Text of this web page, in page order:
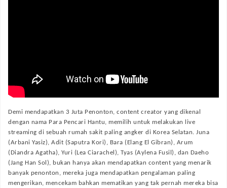
Demi mendapatkan 3 Juta Penonton, content creator yang dikenal
dengan nama Para Pencari Hantu, memilih untuk melakukan live
streaming di sebuah rumah sakit paling angker di Korea Selatan. Juna
(Arbani Yasiz), Adit (Saputra Kori), Bara (Elang El Gibran), Arum
(Diandra Agatha), Yuri (Lea Ciarachel), Tyas (Aylena Fusil), dan Daeho
(Jang Han Sol), bukan hanya akan mendapatkan content yang menarik
banyak penonton, mereka juga mendapatkan pengalaman paling
mengerikan, mencekam bahkan mematikan yang tak pernah mereka bisa